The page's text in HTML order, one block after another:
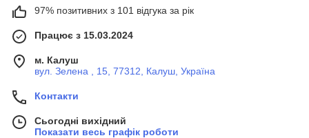
97% позитивних з 101 відгука за рік
Працює з 15.03.2024
м. Калуш
вул. Зелена , 15, 77312, Калуш, Україна
Контакти
Сьогодні вихідний
Показати весь графік роботи